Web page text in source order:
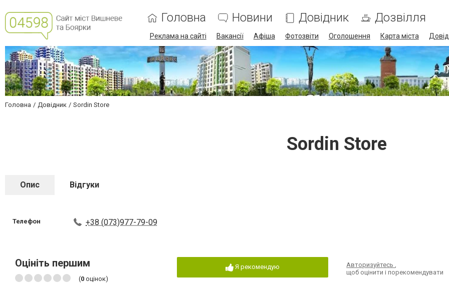
Головна Новини Довідник Дозвілля
Реклама на сайті Вакансії Афіша Фотозвіти Оголошення Карта міста
Головна Довідник Sordin Store
Sordin Store
Опис Відгуки
Телефон +38 (073)977-79-09
Оцініть першим
(0 оцінок)
Я рекомендую Авторизуйтесь,
щоб оцінити і порекомендувати